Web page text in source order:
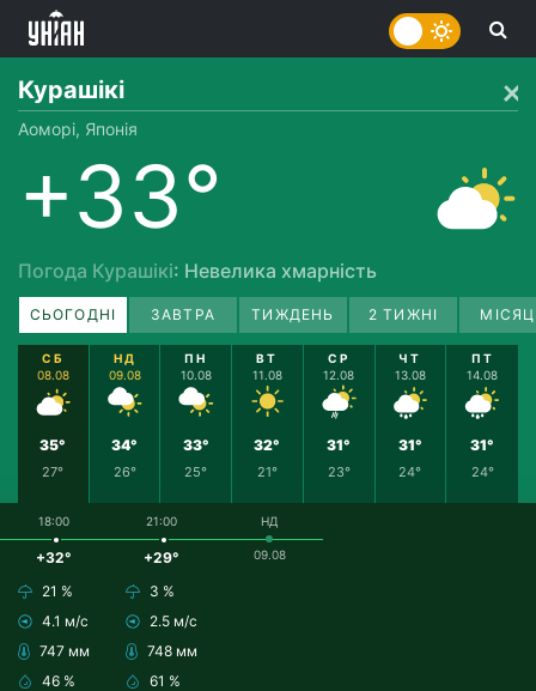
Курашікі
Аоморі, Японія
+33°
Погода Курашікі: Невелика хмарність
СЬОГОДНІ ЗАВТРА ТИЖДЕНЬ 2 ТИЖНІ
СБ
08.08
35°
27°
НД
09.08
34°
26°
ПН
10.08
33°
25°
ВТ
11.08
32°
21°
СР
12.08
31°
23°
ЧТ
13.08
31°
24°
ПТ
14.08
31°
24°
18:00
+32°
21 %
4.1 м/с
747 мм
46 %
21:00
+29°
3 %
2.5 м/с
748 мм
61 %
НД
09.08